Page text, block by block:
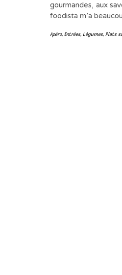
gourmandes, aux
foodista m’a
Apéro, Entrées, Légumes, Plats